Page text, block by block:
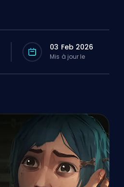
03 Feb 2026
Mis à jour le